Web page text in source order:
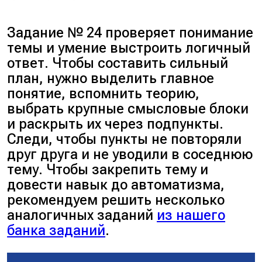
Виды потребностей
человека:
а) биологические (в пище,
воздухе, воде, жилище,
одежде, сне, отдыхе);
б) социальные (в труде,
общении, признании,
успехе);
в) идеальные (в познании, в
творчестве,
самосовершенствовании,
красоте).
Единство биологического и
социального в человеке:
а) влияние биологического
б) ситуационные роли.
Базовые социальные роли
человека:
а) роль потребителя;
б) роль гражданина;
в) роль члена семьи.
Основные виды ролевых
конфликтов:
а) внутриролевые;
б) межролевые;
в) личностно-ролевые.
а) многообразие форм
собственности;
б) свободное
ценообразование;
в) конкуренция
производителей;
г) самостоятельность
товаропроизводителя.
Элементы рыночного
механизма:
а) спрос;
б) предложение;
в) конкуренция;
г) равновесная цена.
Задание № 24 проверяет понимание
темы и умение выстроить логичный
ответ. Чтобы составить сильный
план, нужно выделить главное
понятие, вспомнить теорию,
выбрать крупные смысловые блоки
и раскрыть их через подпункты.
Следи, чтобы пункты не повторяли
друг друга и не уводили в соседнюю
тему. Чтобы закрепить тему и
довести навык до автоматизма,
рекомендуем решить несколько
аналогичных заданий из нашего
банка заданий.